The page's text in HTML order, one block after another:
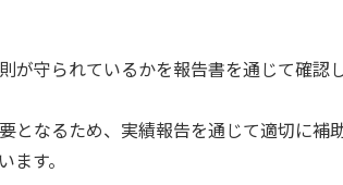
が守られているかを報告書を通じて確
となるため、実績報告を通じて適切に
ます。